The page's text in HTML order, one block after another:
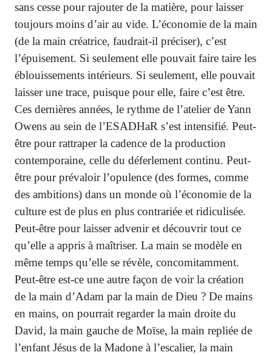
sans cesse pour rajouter de la matière, pour laisser
toujours moins d’air au vide. L’économie de la main
(de la main créatrice, faudrait-il préciser), c’est
l’épuisement. Si seulement elle pouvait faire taire les
éblouissements intérieurs. Si seulement, elle pouvait
laisser une trace, puisque pour elle, faire c’est être.
Ces dernières années, le rythme de l’atelier de Yann
Owens au sein de l’ESADHaR s’est intensifié. Peut-
être pour rattraper la cadence de la production
contemporaine, celle du déferlement continu. Peut-
être pour prévaloir l’opulence (des formes, comme
des ambitions) dans un monde où l’économie de la
culture est de plus en plus contrariée et ridiculisée.
Peut-être pour laisser advenir et découvrir tout ce
qu’elle a appris à maîtriser. La main se modèle en
même temps qu’elle se révèle, concomitamment.
Peut-être est-ce une autre façon de voir la création
de la main d’Adam par la main de Dieu ? De mains
en mains, on pourrait regarder la main droite du
David, la main gauche de Moïse, la main repliée de
l’enfant Jésus de la Madone à l’escalier, la main